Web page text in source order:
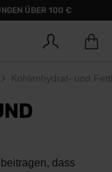
ÜBER 100 €
Kohlenhydrat- und
dass